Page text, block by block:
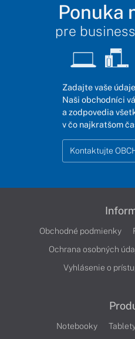
Ponuka
pre
Zadajte vaše
Naši obchodníci
a zodpovedia
v čo najkratšom
Kontaktujte
Obchodné podmienky
Ochrana osobných
Vyhlásenie o
Notebooky